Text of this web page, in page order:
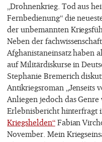
„Drohnenkrieg. Tod aus
Fernbedienung“ die
der unbemannten
Neben der
Afghanistaneinsatz haben
auf Militärdiskurse in
Stephanie Bremerich
Antikriegsroman „Jenseits
Anliegen jedoch das
Erlebnisbericht hinterfragt
Kriegshelden“Fabian
November. Mein